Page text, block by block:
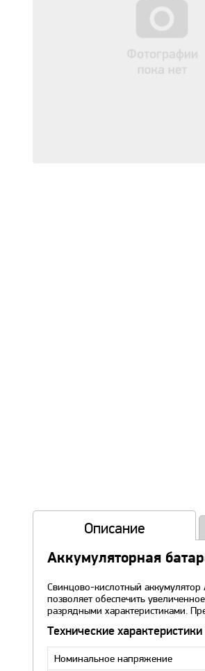
Описание
Аккумуляторная
Свинцово-кислотный аккумулятор
позволяет обеспечить
разрядными характеристиками.
Технические характеристики
Номинальное напряжение